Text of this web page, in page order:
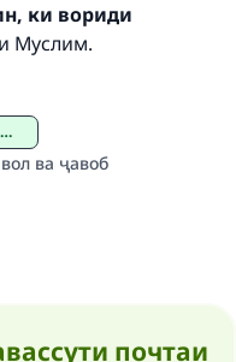
ки вориди
Муслим.
ва ҷавоб
почтаи